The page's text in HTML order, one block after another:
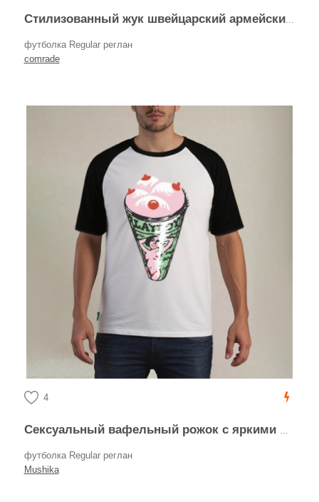
Стилизованный жук швейцарский армейский нож универсальный инструмент
футболка Regular реглан
comrade
4
Сексуальный вафельный рожок с яркими женскими формами PLAYBOY
футболка Regular реглан
Mushika